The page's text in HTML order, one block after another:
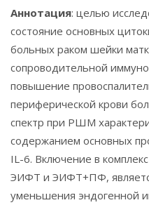
Аннотация: целью
состояние основных
больных раком шейки
сопроводительной
повышение
периферической крови
спектр при РШМ
содержанием основных
IL-6. Включение в
ЭИФТ и ЭИФТ+ПФ,
уменьшения эндогенной